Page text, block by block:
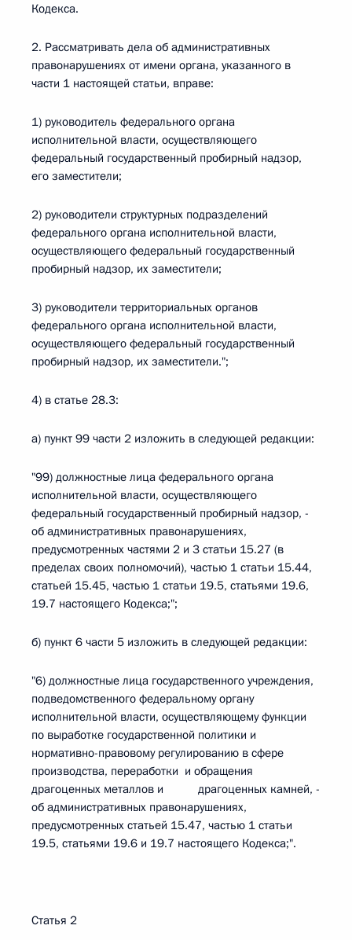
Кодекса.
2. Рассматривать дела об административных
правонарушениях от имени органа, указанного в
части 1 настоящей статьи, вправе:
1) руководитель федерального органа
исполнительной власти, осуществляющего
федеральный государственный пробирный надзор,
его заместители;
2) руководители структурных подразделений
федерального органа исполнительной власти,
осуществляющего федеральный государственный
пробирный надзор, их заместители;
3) руководители территориальных органов
федерального органа исполнительной власти,
осуществляющего федеральный государственный
пробирный надзор, их заместители.";
4) в статье 28.3:
а) пункт 99 части 2 изложить в следующей редакции:
"99) должностные лица федерального органа
исполнительной власти, осуществляющего
федеральный государственный пробирный надзор, -
об административных правонарушениях,
предусмотренных частями 2 и 3 статьи 15.27 (в
пределах своих полномочий), частью 1 статьи 15.44,
статьей 15.45, частью 1 статьи 19.5, статьями 19.6,
19.7 настоящего Кодекса;";
б) пункт 6 части 5 изложить в следующей редакции:
"6) должностные лица государственного учреждения,
подведомственного федеральному органу
исполнительной власти, осуществляющему функции
по выработке государственной политики и
нормативно-правовому регулированию в сфере
производства, переработки и обращения
драгоценных металлов и драгоценных камней, -
об административных правонарушениях,
предусмотренных статьей 15.47, частью 1 статьи
19.5, статьями 19.6 и 19.7 настоящего Кодекса;".
Статья 2